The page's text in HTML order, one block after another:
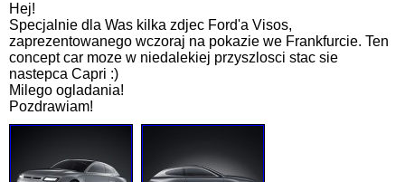
Hej!
Specjalnie dla Was kilka zdjec Ford'a Visos,
zaprezentowanego wczoraj na pokazie we Frankfurcie. Ten
concept car moze w niedalekiej przyszlosci stac sie
nastepca Capri :)
Milego ogladania!
Pozdrawiam!